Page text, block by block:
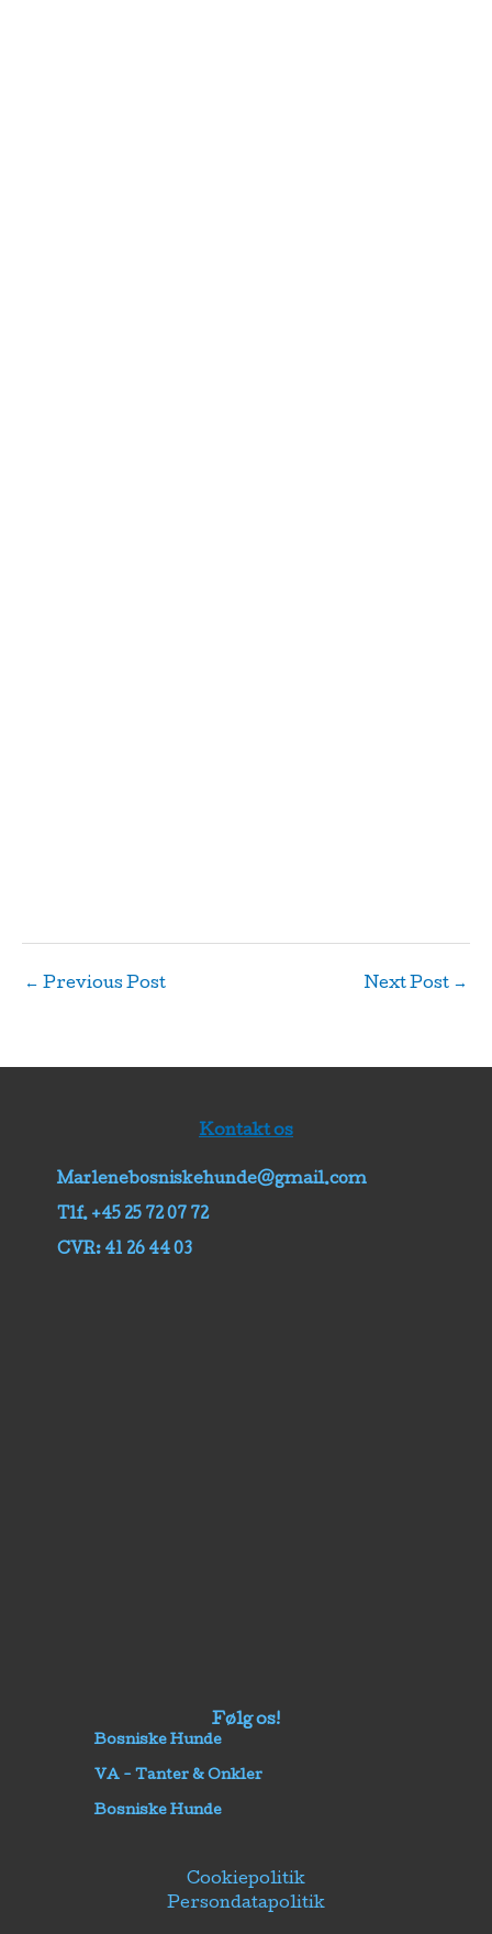
← Previous Post Next Post →
Kontakt os
Marlenebosniskehunde@gmail.com
Tlf. +45 25 72 07 72
CVR: 41 26 44 03
Følg os!
Bosniske Hunde
VA - Tanter & Onkler
Bosniske Hunde
Cookiepolitik
Persondatapolitik